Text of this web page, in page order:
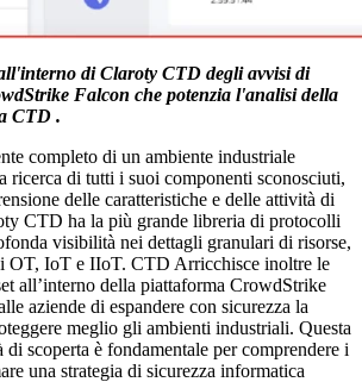
di Claroty CTD degli avvisi di
Falcon che potenzia l'analisi della
CTD .
completo di un ambiente industriale
ricerca di tutti i suoi componenti sconosciuti,
delle caratteristiche e delle attività di
CTD ha la più grande libreria di protocolli
visibilità nei dettagli granulari di risorse,
OT, IoT e IIoT. CTD Arricchisce inoltre le
all’interno della piattaforma CrowdStrike
aziende di espandere con sicurezza la
meglio gli ambienti industriali. Questa
scoperta è fondamentale per comprendere i
una strategia di sicurezza informatica